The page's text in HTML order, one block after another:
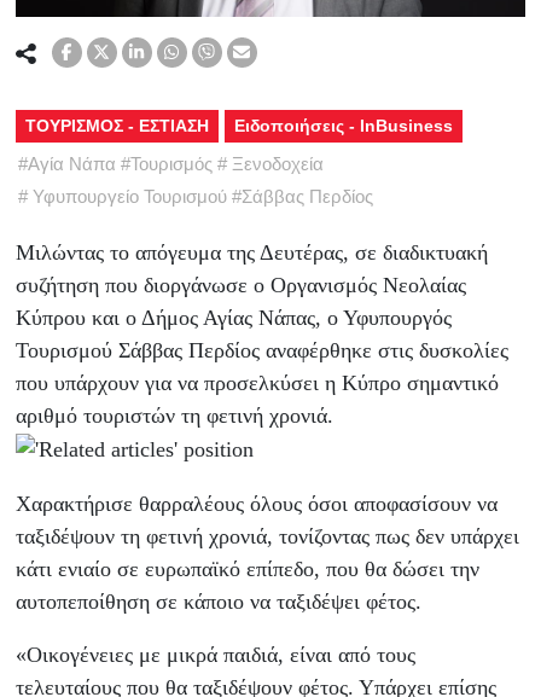
ΤΟΥΡΙΣΜΟΣ - ΕΣΤΙΑΣΗ Ειδοποιήσεις - InBusiness
#Αγία Νάπα #Τουρισμός # Ξενοδοχεία
# Υφυπουργείο Τουρισμού #Σάββας Περδίος
Μιλώντας το απόγευμα της Δευτέρας, σε διαδικτυακή
συζήτηση που διοργάνωσε ο Οργανισμός Νεολαίας
Κύπρου και ο Δήμος Αγίας Νάπας, ο Υφυπουργός
Τουρισμού Σάββας Περδίος αναφέρθηκε στις δυσκολίες
που υπάρχουν για να προσελκύσει η Κύπρο σημαντικό
αριθμό τουριστών τη φετινή χρονιά.
Χαρακτήρισε θαρραλέους όλους όσοι αποφασίσουν να
ταξιδέψουν τη φετινή χρονιά, τονίζοντας πως δεν υπάρχει
κάτι ενιαίο σε ευρωπαϊκό επίπεδο, που θα δώσει την
αυτοπεποίθηση σε κάποιο να ταξιδέψει φέτος.
«Οικογένειες με μικρά παιδιά, είναι από τους
τελευταίους που θα ταξιδέψουν φέτος. Υπάρχει επίσης